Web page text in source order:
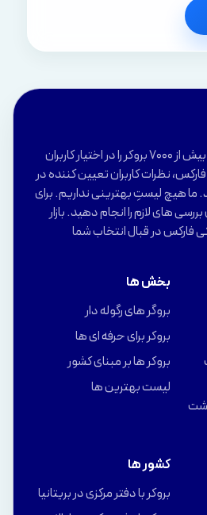
ویکی فارکس، نقد و بررسی بیش از 7000 بروکر را در اختیار کاربران
نظرات کاربران تعیین کننده در
ما هیچ لیستِ بهترینی نداریم. برای
های لازم را انجام دهید. بازار
در قبال انتخاب شما
بخش ها
بروگر های رگوله دار
بروکر برای حرفه ای ها
بروکر ها بر مبنای کشور
لیست بهترین ها
کشور ها
بروکر با دفتر مرکزی در بریتانیا